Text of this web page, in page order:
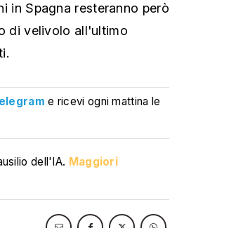
in Spagna resteranno però
di velivolo all'ultimo
e ricevi ogni mattina le
dell'IA. Maggiori